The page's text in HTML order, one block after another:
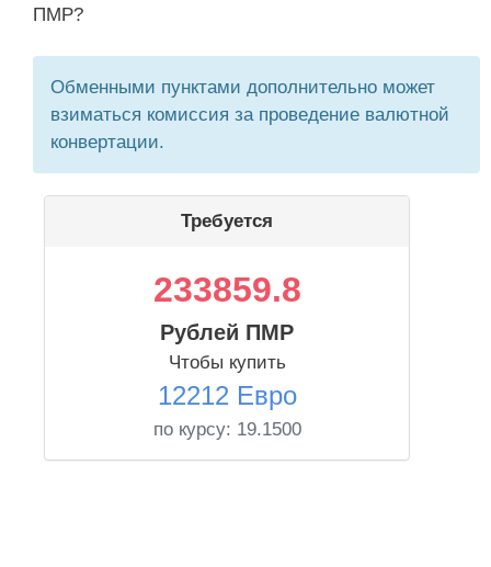
ПМР?
Обменными пунктами дополнительно может
взиматься комиссия за проведение валютной
конвертации.
Требуется
233859.8
Рублей ПМР
Чтобы купить
12212 Евро
по курсу: 19.1500